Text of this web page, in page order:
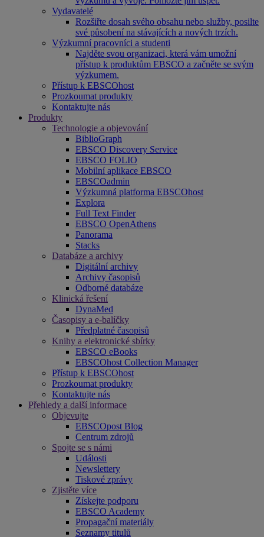
Vydavatelé
Rozšiřte dosah svého obsahu nebo služby, posilte
své působení na stávajících a nových trzích.
Výzkumní pracovníci a studenti
Najděte svou organizaci, která vám umožní
přístup k produktům EBSCO a začněte se svým
výzkumem.
Přístup k EBSCOhost
Prozkoumat produkty
Kontaktujte nás
Produkty
Technologie a objevování
BiblioGraph
EBSCO Discovery Service
EBSCO FOLIO
Mobilní aplikace EBSCO
EBSCOadmin
Výzkumná platforma EBSCOhost
Explora
Full Text Finder
EBSCO OpenAthens
Panorama
Stacks
Databáze a archivy
Digitální archivy
Archivy časopisů
Odborné databáze
Klinická řešení
DynaMed
Časopisy a e-balíčky
Předplatné časopisů
Knihy a elektronické sbírky
EBSCO eBooks
EBSCOhost Collection Manager
Přístup k EBSCOhost
Prozkoumat produkty
Kontaktujte nás
Přehledy a další informace
Objevujte
EBSCOpost Blog
Centrum zdrojů
Spojte se s námi
Události
Newslettery
Tiskové zprávy
Zjistěte více
Získejte podporu
EBSCO Academy
Propagační materiály
Seznamy titulů